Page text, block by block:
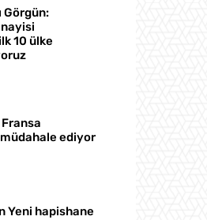
Görgün:
10 ülke
ediyor
Yeni hapishane